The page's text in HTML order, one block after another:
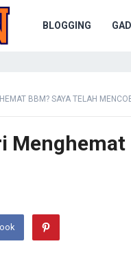
BLOGGING
BBM? SAYA TELAH